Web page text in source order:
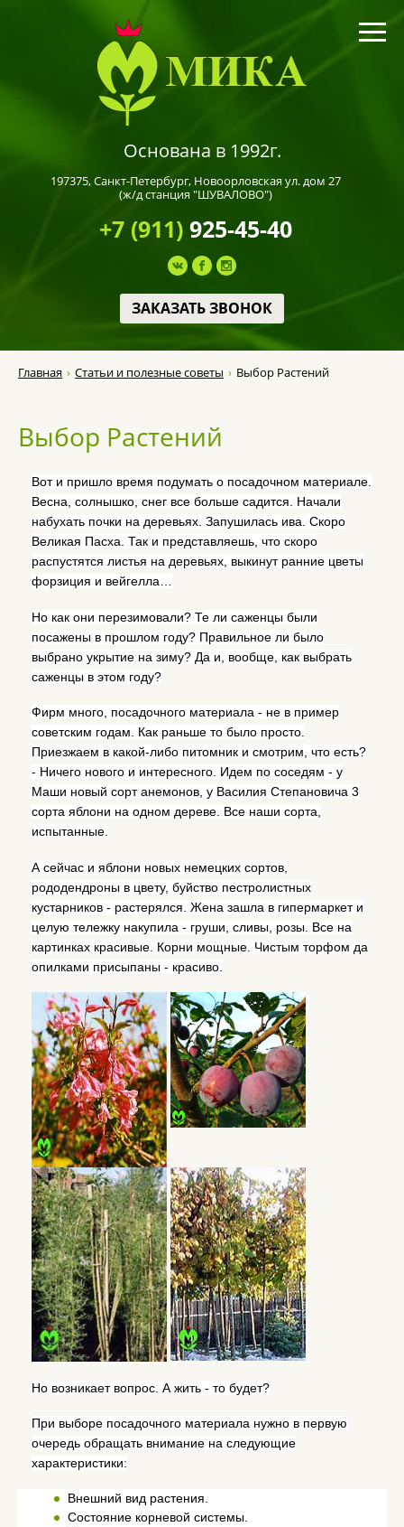
Основана в 1992г.
197375,Санкт-Петербург, Новоорловская ул. дом 27
(ж/д станция "ШУВАЛОВО")
+7 (911)925-45-40
ЗАКАЗАТЬ ЗВОНОК
Главная Статьи и полезные советы Выбор Растений
Выбор Растений
Вот и пришло время подумать о посадочном материале.
Весна, солнышко, снег все больше садится. Начали
набухать почки на деревьях. Запушилась ива. Скоро
Великая Пасха. Так и представляешь, что скоро
распустятся листья на деревьях, выкинут ранние цветы
форзиция и вейгелла…
Но как они перезимовали? Те ли саженцы были
посажены в прошлом году? Правильное ли было
выбрано укрытие на зиму? Да и, вообще, как выбрать
саженцы в этом году?
Фирм много, посадочного материала - не в пример
советским годам. Как раньше то было просто.
Приезжаем в какой-либо питомник и смотрим, что есть?
- Ничего нового и интересного. Идем по соседям - у
Маши новый сорт анемонов, у Василия Степановича 3
сорта яблони на одном дереве. Все наши сорта,
испытанные.
А сейчас и яблони новых немецких сортов,
рододендроны в цвету, буйство пестролистных
кустарников - растерялся. Жена зашла в гипермаркет и
целую тележку накупила - груши, сливы, розы. Все на
картинках красивые. Корни мощные. Чистым торфом да
опилками присыпаны - красиво.
Но возникает вопрос. А жить - то будет?
При выборе посадочного материала нужно в первую
очередь обращать внимание на следующие
характеристики:
Внешний вид растения.
Состояние корневой системы.